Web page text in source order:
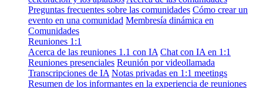
Preguntas frecuentes sobre las comunidades Cómo crear un
evento en una comunidad Membresía dinámica en
Comunidades
Reuniones 1:1
Acerca de las reuniones 1.1 con IA Chat con IA en 1:1
Reuniones presenciales Reunión por videollamada
Transcripciones de IA Notas privadas en 1:1 meetings
Resumen de los informantes en la experiencia de reuniones